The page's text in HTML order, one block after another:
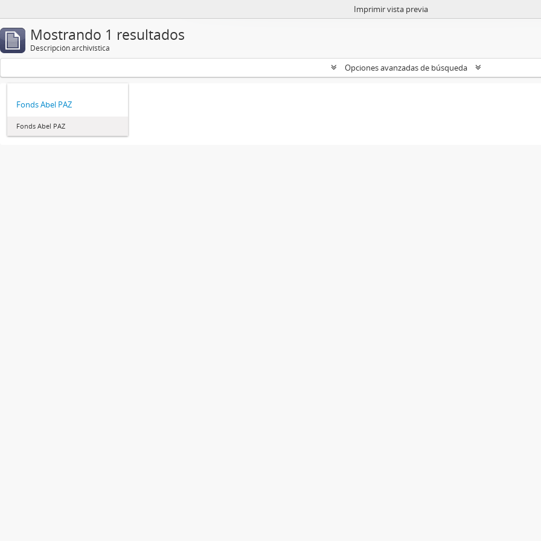
Imprimir vista previa
Mostrando 1 resultados
Descripción archivística
Opciones avanzadas de búsqueda
Fonds Abel PAZ
Fonds Abel PAZ